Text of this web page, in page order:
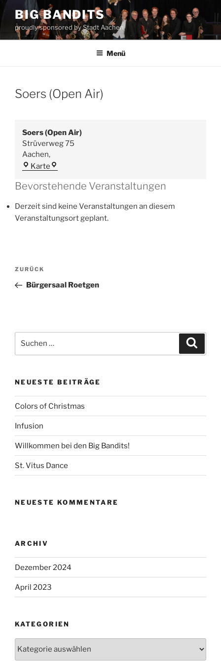
Zum
Inhalt
springen
BIG BANDITS
proudly sponsored by Stadt Aachen
Menü
Soers (Open Air)
Soers (Open Air)
Strüverweg 75
Aachen,
Karte Soers
Air)
Bevorstehende Veranstaltungen
Derzeit sind keine Veranstaltungen an diesem
Veranstaltungsort geplant.
Beitragsnavigation
Vorheriger
Beitrag
ZURÜCK
Bürgersaal Roetgen
nach:
NEUESTE BEITRÄGE
Colors of Christmas
Infusion
Willkommen bei den Big Bandits!
St. Vitus Dance
NEUESTE KOMMENTARE
ARCHIV
Dezember 2024
April 2023
KATEGORIEN